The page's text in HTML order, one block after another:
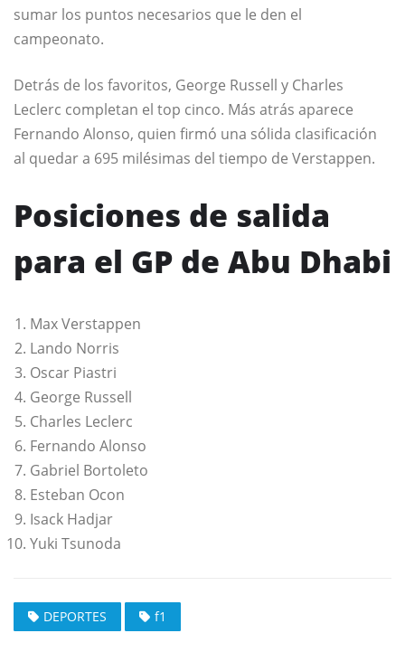
sumar los puntos necesarios que le den el
campeonato.
Detrás de los favoritos, George Russell y Charles
Leclerc completan el top cinco. Más atrás aparece
Fernando Alonso, quien firmó una sólida clasificación
al quedar a 695 milésimas del tiempo de Verstappen.
Posiciones de salida
para el GP de Abu Dhabi
Max Verstappen
Lando Norris
Oscar Piastri
George Russell
Charles Leclerc
Fernando Alonso
Gabriel Bortoleto
Esteban Ocon
Isack Hadjar
Yuki Tsunoda
DEPORTES f1